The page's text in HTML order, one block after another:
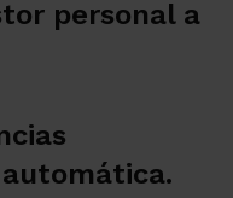
personal a